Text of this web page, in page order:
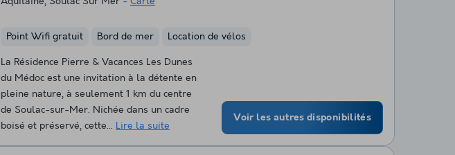
Point Wifi gratuit Bord de mer Location de vélos
La Résidence Pierre & Vacances Les Dunes
du Médoc est une invitation à la détente en
pleine nature, à seulement 1 km du centre
de Soulac-sur-Mer. Nichée dans un cadre
boisé et préservé, cette... Lire la suite
Voir les autres disponibilités